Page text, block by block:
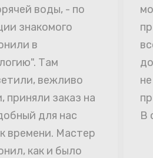
воды, - по
знакомого
в
Там
вежливо
приняли заказ на
для нас
времени. Мастер
как и было
В